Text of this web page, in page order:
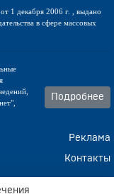
1 декабря 2006 г. , выдано
в сфере массовых
Подробнее
Реклама
Контакты
поддержка